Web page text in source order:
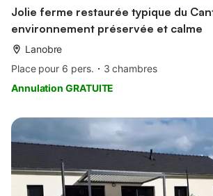
Jolie ferme restaurée typique du
environnement préservée et calme
Lanobre
Place pour 6 pers.
3 chambres
Annulation GRATUITE